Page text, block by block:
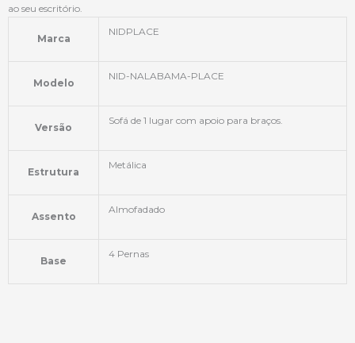
ao seu escritório.
Marca
NIDPLACE
Modelo
NID-NALABAMA-PLACE
Versão
Sofá de 1 lugar com apoio para braços.
Estrutura
Metálica
Assento
Almofadado
Base
4 Pernas